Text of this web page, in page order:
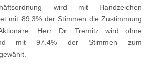
wird mit Handzeichen
mit 89,3% der Stimmen die Zustimmung
Herr Dr. Tremitz wird ohne
mit 97,4% der Stimmen zum